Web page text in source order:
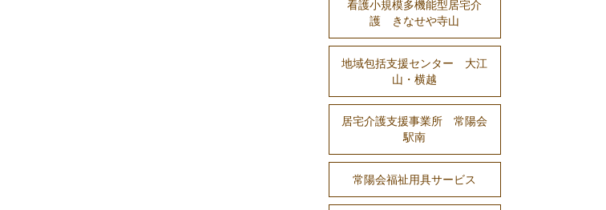
看護小規模多機能型居宅介
護 きなせや寺山
地域包括支援センター 大江
山・横越
居宅介護支援事業所 常陽会
駅南
常陽会福祉用具サービス